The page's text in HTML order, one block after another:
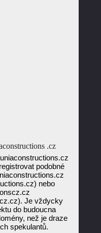
.cz
podobné
nebo
Je vždycky
do budoucna
než je draze
spekulantů.